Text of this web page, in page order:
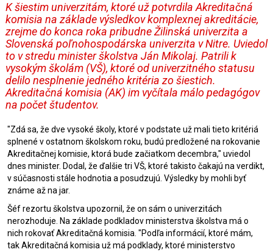
K šiestim univerzitám, ktoré už potvrdila Akreditačná
komisia na základe výsledkov komplexnej akreditácie,
zrejme do konca roka pribudne Žilinská univerzita a
Slovenská poľnohospodárska univerzita v Nitre. Uviedol
to v stredu minister školstva Ján Mikolaj. Patrili k
vysokým školám (VŠ), ktoré od univerzitného statusu
delilo nesplnenie jedného kritéria zo šiestich.
Akreditačná komisia (AK) im vyčítala málo pedagógov
na počet študentov.
"Zdá sa, že dve vysoké školy, ktoré v podstate už mali tieto kritériá
splnené v ostatnom školskom roku, budú predložené na rokovanie
Akreditačnej komisie, ktorá bude začiatkom decembra," uviedol
dnes minister. Dodal, že ďalšie tri VŠ, ktoré takisto čakajú na verdikt,
v súčasnosti stále hodnotia a posudzujú. Výsledky by mohli byť
známe až na jar.
Šéf rezortu školstva upozornil, že on sám o univerzitách
nerozhoduje. Na základe podkladov ministerstva školstva má o
nich rokovať Akreditačná komisia. "Podľa informácií, ktoré mám,
tak Akreditačná komisia už má podklady, ktoré ministerstvo